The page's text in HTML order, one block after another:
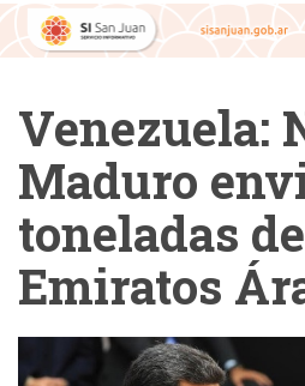
Venezuela:
Maduro
toneladas
Emiratos